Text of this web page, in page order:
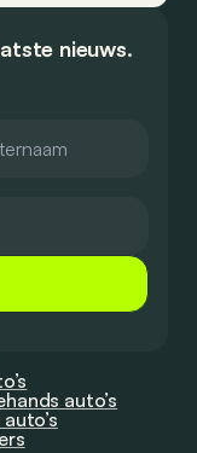
nieuws.
auto’s